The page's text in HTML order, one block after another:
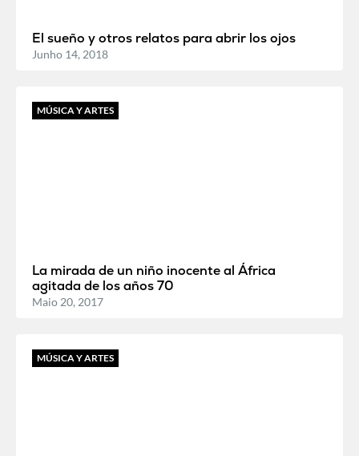
El sueño y otros relatos para abrir los ojos
Junho 14, 2018
MÚSICA Y ARTES
La mirada de un niño inocente al África
agitada de los años 70
Maio 20, 2017
MÚSICA Y ARTES